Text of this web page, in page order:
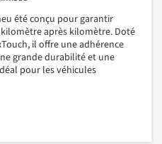
été conçu pour garantir
après kilomètre. Doté
il offre une adhérence
grande durabilité et une
pour les véhicules